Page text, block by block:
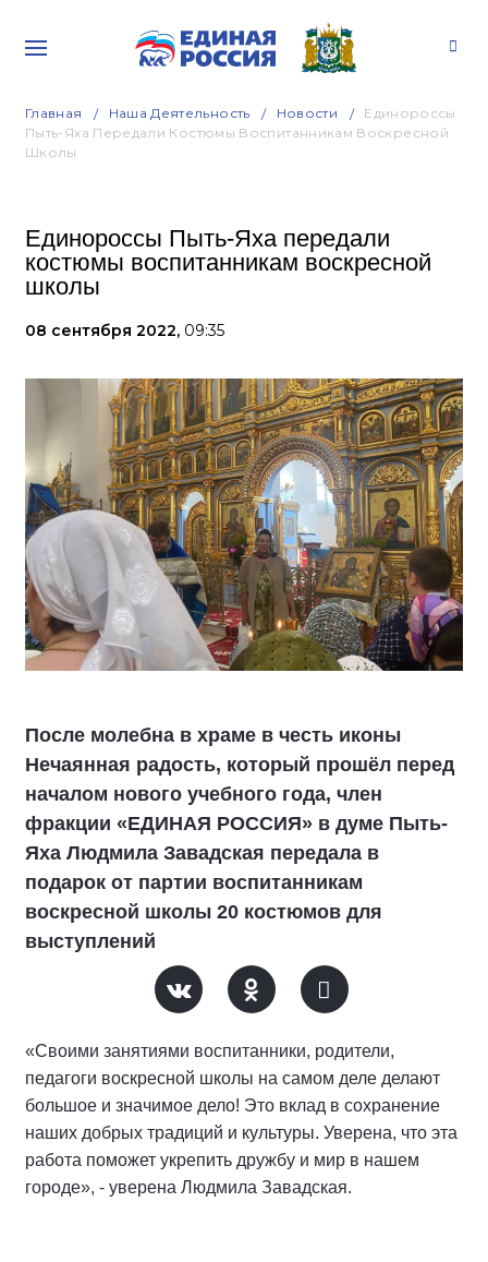
Главная Наша Деятельность Новости
Единороссы
Пыть-Яха Передали Костюмы Воспитанникам Воскресной
Школы
Единороссы Пыть-Яха передали
костюмы воспитанникам воскресной
школы
08 сентября 2022, 09:35
После молебна в храме в честь иконы
Нечаянная радость, который прошёл перед
началом нового учебного года, член
фракции «ЕДИНАЯ РОССИЯ» в думе Пыть-
Яха Людмила Завадская передала в
подарок от партии воспитанникам
воскресной школы 20 костюмов для
выступлений
«Своими занятиями воспитанники, родители,
педагоги воскресной школы на самом деле делают
большое и значимое дело! Это вклад в сохранение
наших добрых традиций и культуры. Уверена, что эта
работа поможет укрепить дружбу и мир в нашем
городе», - уверена Людмила Завадская.